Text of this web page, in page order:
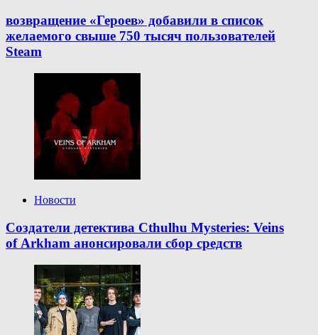
возвращение «Героев» добавили в список
желаемого свыше 750 тысяч пользователей
Steam
Новости
Создатели детектива Cthulhu Mysteries: Veins
of Arkham анонсировали сбор средств